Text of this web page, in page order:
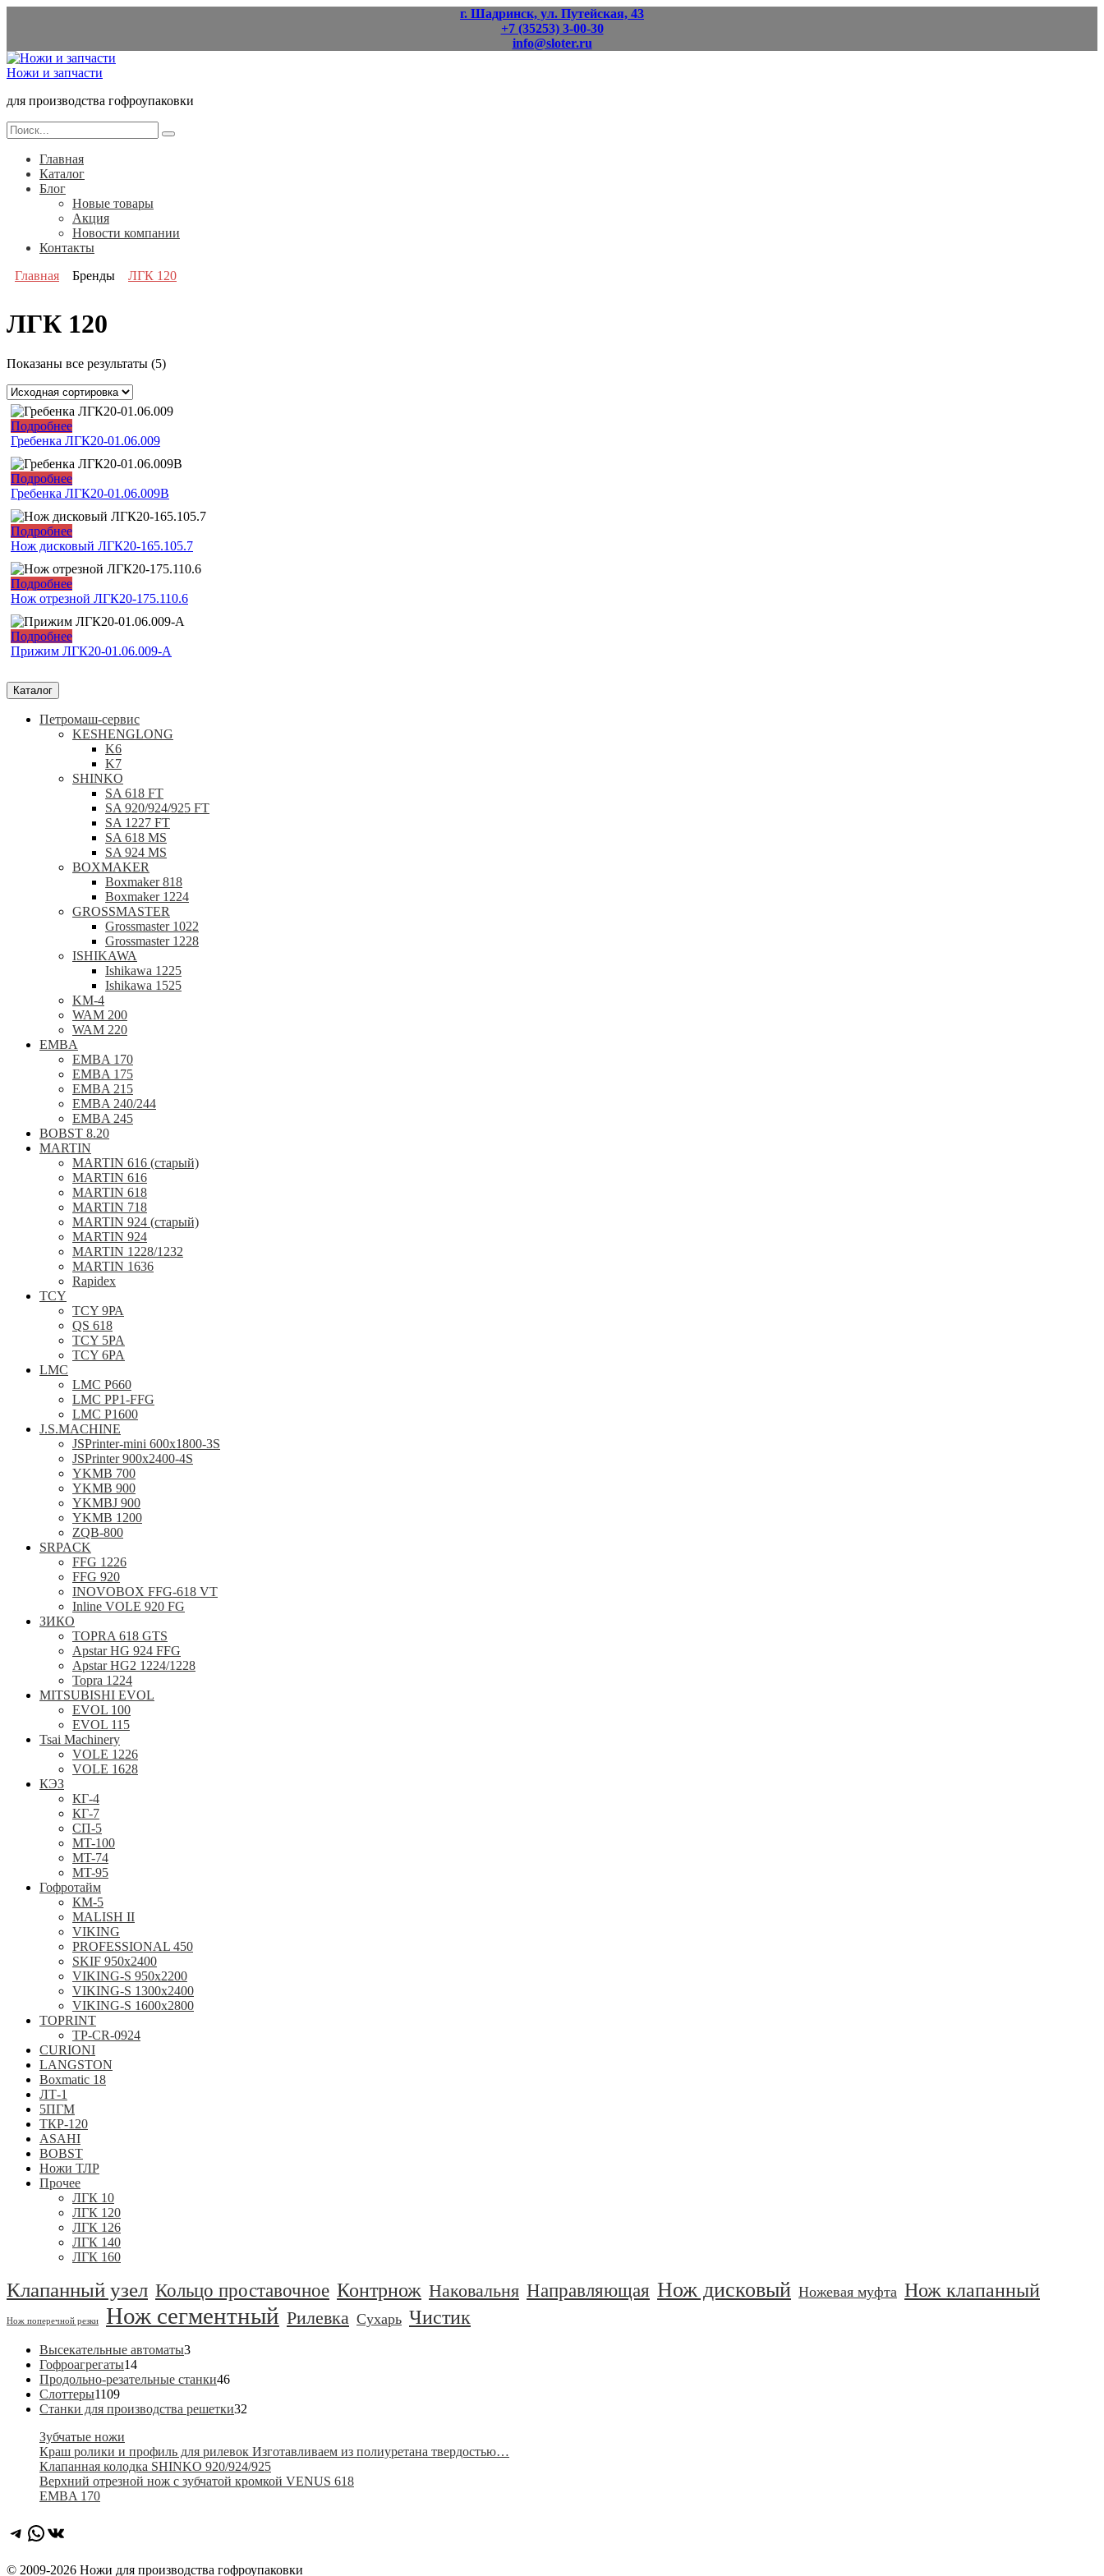
г. Шадринск, ул. Путейская, 43
+7 (35253) 3-00-30
info@sloter.ru
Ножи и запчасти
для производства гофроупаковки
Search
for:
Главная
Каталог
Блог
Новые товары
Акция
Новости компании
Контакты
Главная
Бренды ЛГК 120
ЛГК 120
Показаны все результаты (5)
Подробнее
Гребенка ЛГК20-01.06.009
Подробнее
Гребенка ЛГК20-01.06.009B
Подробнее
Нож дисковый ЛГК20-165.105.7
Подробнее
Нож отрезной ЛГК20-175.110.6
Подробнее
Прижим ЛГК20-01.06.009-А
Каталог
Петромаш-сервис
KESHENGLONG
K6
K7
SHINKO
SA 618 FT
SA 920/924/925 FT
SA 1227 FT
SA 618 MS
SA 924 MS
BOXMAKER
Boxmaker 818
Boxmaker 1224
GROSSMASTER
Grossmaster 1022
Grossmaster 1228
ISHIKAWA
Ishikawa 1225
Ishikawa 1525
KM-4
WAM 200
WAM 220
EMBA
EMBA 170
EMBA 175
EMBA 215
EMBA 240/244
EMBA 245
BOBST 8.20
MARTIN
MARTIN 616 (старый)
MARTIN 616
MARTIN 618
MARTIN 718
MARTIN 924 (старый)
MARTIN 924
MARTIN 1228/1232
MARTIN 1636
Rapidex
TCY
TCY 9РА
QS 618
TCY 5PA
TCY 6PA
LMC
LMC P660
LMC PP1-FFG
LMC P1600
J.S.MACHINE
JSPrinter-mini 600x1800-3S
JSPrinter 900x2400-4S
YKMB 700
YKMB 900
YKMBJ 900
YKMB 1200
ZQB-800
SRPACK
FFG 1226
FFG 920
INOVOBOX FFG-618 VT
Inline VOLE 920 FG
ЗИКО
TOPRA 618 GTS
Apstar HG 924 FFG
Apstar HG2 1224/1228
Topra 1224
MITSUBISHI EVOL
EVOL 100
EVOL 115
Tsai Machinery
VOLE 1226
VOLE 1628
КЭЗ
КГ-4
КГ-7
СП-5
MT-100
MT-74
MT-95
Гофротайм
КМ-5
MALISH II
VIKING
PROFESSIONAL 450
SKIF 950x2400
VIKING-S 950х2200
VIKING-S 1300x2400
VIKING-S 1600x2800
TOPRINT
TP-CR-0924
CURIONI
LANGSTON
Boxmatic 18
ЛТ-1
5ПГМ
ТКР-120
ASAHI
BOBST
Ножи ТЛР
Прочее
ЛГК 10
ЛГК 120
ЛГК 126
ЛГК 140
ЛГК 160
Клапанный узел Кольцо проставочное Контрнож Наковальня Направляющая Нож дисковый Ножевая муфта Нож клапанный
Нож поперечной резки Нож сегментный Рилевка Сухарь Чистик
Высекательные автоматы33
Гофроагрегаты1414
товаров
Продольно-резательные станки4646
Слоттеры11091109
товаров
Станки для производства решетки32
Зубчатые ножи
Краш ролики и профиль для рилевок Изготавливаем из полиуретана твердостью…
Клапанная колодка SHINKO 920/924/925
Верхний отрезной нож с зубчатой кромкой VENUS 618
EMBA 170
Telegram
WhatsApp
ВКонтакте
© 2009-2026 Ножи для производства гофроупаковки